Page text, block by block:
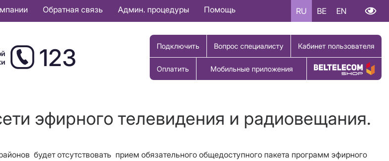
Обратная связь Админ. процедуры Помощь RU BE EN
123 Подключить Вопрос специалисту Кабинет пользователя
Оплатить Мобильные приложения Купить товар
эфирного телевидения и радиовещания.
будет отсутствовать прием обязательного общедоступного пакета программ эфирного